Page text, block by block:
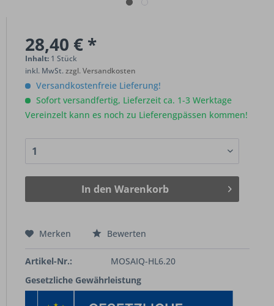
28,40 € *
Inhalt: 1 Stück
inkl. MwSt.zzgl. Versandkosten
Versandkostenfreie Lieferung!
Sofort versandfertig, Lieferzeit ca. 1-3 Werktage
Vereinzelt kann es noch zu Lieferengpässen kommen!
In den Warenkorb
Merken Bewerten
Artikel-Nr.:
MOSAIQ-HL6.20
Gesetzliche Gewährleistung